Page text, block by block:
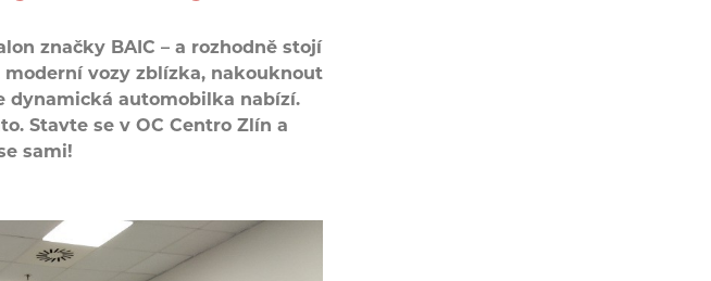
značky BAIC – a rozhodně stojí
vozy zblízka, nakouknout
dynamická automobilka nabízí.
Stavte se v OC Centro Zlín a
sami!